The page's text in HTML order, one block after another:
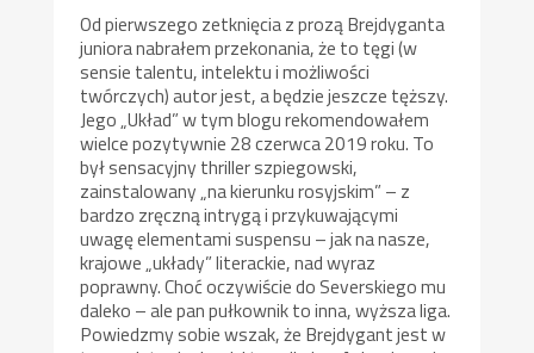
Od pierwszego zetknięcia z prozą Brejdyganta
juniora nabrałem przekonania, że to tęgi (w
sensie talentu, intelektu i możliwości
twórczych) autor jest, a będzie jeszcze tęższy.
Jego „Układ” w tym blogu rekomendowałem
wielce pozytywnie 28 czerwca 2019 roku. To
był sensacyjny thriller szpiegowski,
zainstalowany „na kierunku rosyjskim” – z
bardzo zręczną intrygą i przykuwającymi
uwagę elementami suspensu – jak na nasze,
krajowe „układy” literackie, nad wyraz
poprawny. Choć oczywiście do Severskiego mu
daleko – ale pan pułkownik to inna, wyższa liga.
Powiedzmy sobie wszak, że Brejdygant jest w